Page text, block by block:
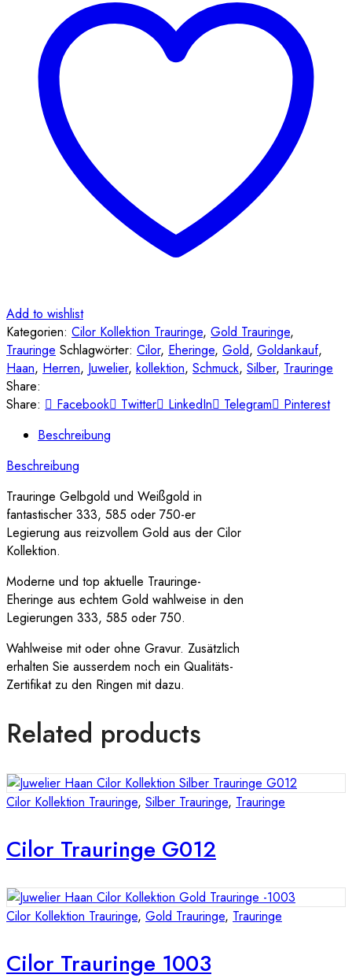
Add to wishlist
Kategorien: Cilor Kollektion Trauringe, Gold Trauringe,
Trauringe Schlagwörter: Cilor, Eheringe, Gold, Goldankauf,
Haan, Herren, Juwelier, kollektion, Schmuck, Silber, Trauringe
Share:
Share:
Facebook Twitter LinkedIn Telegram
Pinterest
Beschreibung
Beschreibung
Trauringe Gelbgold und Weißgold in
fantastischer 333, 585 oder 750-er
Legierung aus reizvollem Gold aus der Cilor
Kollektion.
Moderne und top aktuelle Trauringe-
Eheringe aus echtem Gold wahlweise in den
Legierungen 333, 585 oder 750.
Wahlweise mit oder ohne Gravur. Zusätzlich
erhalten Sie ausserdem noch ein Qualitäts-
Zertifikat zu den Ringen mit dazu.
Related products
Cilor Kollektion Trauringe, Silber Trauringe, Trauringe
Cilor Trauringe G012
Cilor Kollektion Trauringe, Gold Trauringe, Trauringe
Cilor Trauringe 1003